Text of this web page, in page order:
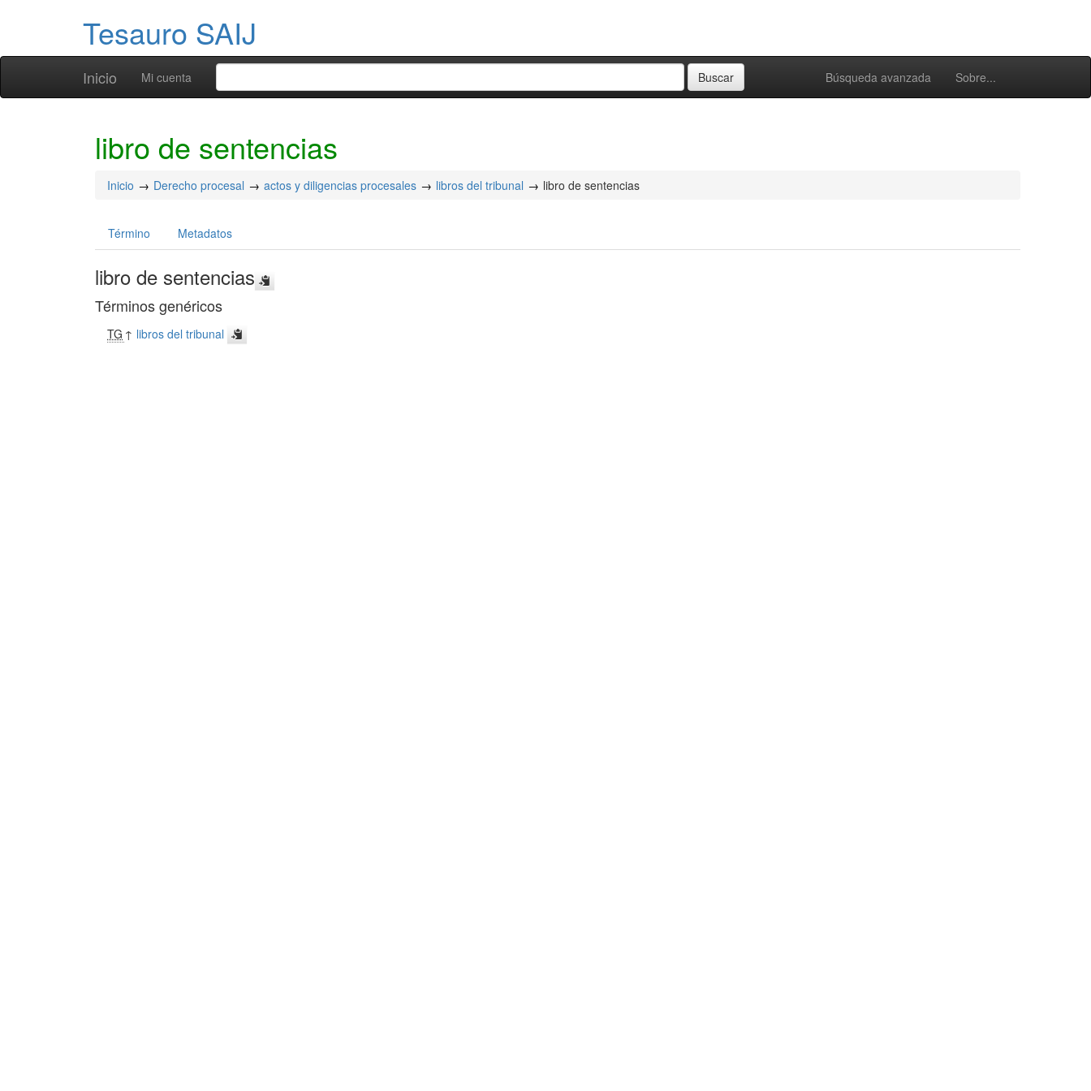
Tesauro SAIJ
Inicio Búsqueda avanzada Sobre...
Mi cuenta
libro de sentencias
Inicio Derecho procesal actos y diligencias procesales libros del tribunal libro de sentencias
Término Metadatos
libro de sentencias
Términos genéricos
TG ↑ libros del tribunal